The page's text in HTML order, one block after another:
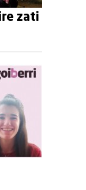
zati